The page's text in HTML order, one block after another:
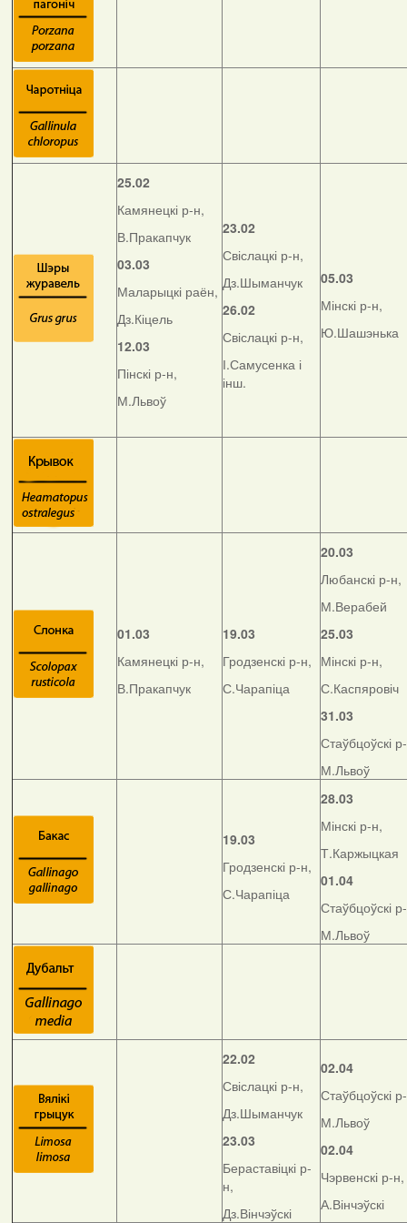
25.02
Камянецкі р-н,
В.Пракапчук
03.03
Маларыцкі раён,
Дз.Кіцель
12.03
Пінскі р-н,
М.Львоў
23.02
Свіслацкі р-н,
Дз.Шыманчук
26.02
Свіслацкі р-н,
І.Самусенка і
інш.
05.03
Мінскі р-н,
Ю.Шашэнька
01.03
Камянецкі р-н,
В.Пракапчук
19.03
Гродзенскі р-н,
С.Чарапіца
20.03
Любанскі р-н,
М.Верабей
25.03
Мінскі р-н,
С.Каспяровіч
31.03
Стаўбцоўскі
М.Львоў
19.03
Гродзенскі р-н,
С.Чарапіца
28.03
Мінскі р-н,
Т.Каржыцкая
01.04
Стаўбцоўскі
М.Львоў
22.02
Свіслацкі р-н,
Дз.Шыманчук
23.03
Бераставіцкі р-
н,
Дз.Вінчэўскі
02.04
Стаўбцоўскі
М.Львоў
02.04
Чэрвенскі р-н,
А.Вінчэўскі